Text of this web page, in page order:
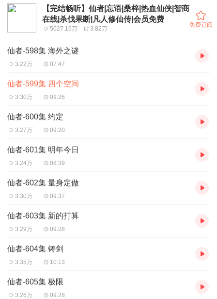
【完结畅听】仙者|忘语|桑梓|热血仙侠|智商
在线|杀伐果断|凡人修仙传|会员免费
5027.16万 3.82万
免费订阅
仙者-598集 海外之谜
3.22万 07:47
仙者-599集 四个空间
3.30万 09:26
仙者-600集 约定
3.27万 09:20
仙者-601集 明年今日
3.24万 08:39
仙者-602集 量身定做
3.30万 09:37
仙者-603集 新的打算
3.29万 09:28
仙者-604集 铸剑
3.35万 10:13
仙者-605集 极限
3.26万 09:28